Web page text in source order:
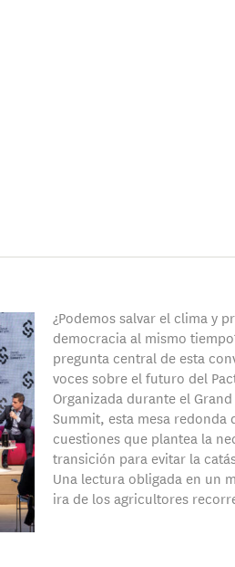
¿Podemos salvar el clima y
democracia al mismo
pregunta central de esta
voces sobre el futuro del
Organizada durante el
Summit, esta mesa redonda
cuestiones que plantea la
transición para evitar la
Una lectura obligada en un
ira de los agricultores